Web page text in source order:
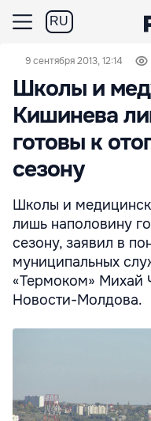
RU
9 сентября 2013, 12:14
Школы и
Кишинева
готовы к
сезону
Школы и
лишь наполовину
сезону, заявил в
муниципальных
«Термоком» Михай
Новости-Молдова.